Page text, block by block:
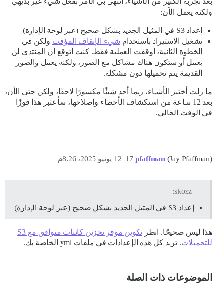
ولكنه يعمل الآن:
إعداد S3 في المثيل الجديد بشكل صحيح (عبر لوحة الإدارة)
تشغيل الاستيراد باستخدام شيء الإيقاف المؤقت ولكن في
الخطوة الثانية، أوقفت العملية فقط. كنت أتوقع أن المنتدى لن
يعمل أو ستكون هناك مشاكل مع الصور، ولكنه يعمل والصور
القديمة يتم تحميلها دون مشكلة.
ما زلت أختبر الأشياء، ربما أجد شيئًا مكسورًا لاحقًا، ولكن حتى الآن،
بعد 12 ساعة من استكشاف الأخطاء وإصلاحها، سأعتبر هذا فوزًا
في الوقت الحالي.
pfaffman (Jay Pfaffman) 12 يونيو 2025، 8:26م 17
skozz:
إعداد S3 في المثيل الجديد بشكل صحيح (عبر لوحة الإدارة)
هذا ليس صحيحًا. انظر
تكوين موفر تخزين كائنات متوافق مع S3
للتحميلات. تريد كل هذه الإعدادات في ملفات yml الخاصة بك.
الموضوعات ذات الصلة